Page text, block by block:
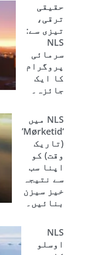
حقیقی
ترقی،
تیزی سے:
NLS
سرمائی
پروگرام
کا ایک
جائزہ۔
NLS میں
‘Mørketid’
(تاریک
وقت) کو
اپنا سب
سے نتیجہ
خیز سیزن
بنائیں۔
NLS
اوسلو